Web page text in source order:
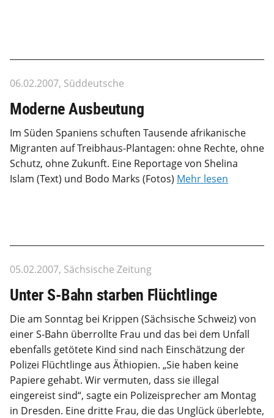
06.02.2007, Süddeutsche
Moderne Ausbeutung
Im Süden Spaniens schuften Tausende afrikanische
Migranten auf Treibhaus-Plantagen: ohne Rechte, ohne
Schutz, ohne Zukunft. Eine Reportage von Shelina
Islam (Text) und Bodo Marks (Fotos) Mehr lesen
05.02.2007, Sächsische Zeitung
Unter S-Bahn starben Flüchtlinge
Die am Sonntag bei Krippen (Sächsische Schweiz) von
einer S-Bahn überrollte Frau und das bei dem Unfall
ebenfalls getötete Kind sind nach Einschätzung der
Polizei Flüchtlinge aus Äthiopien. „Sie haben keine
Papiere gehabt. Wir vermuten, dass sie illegal
eingereist sind“, sagte ein Polizeisprecher am Montag
in Dresden. Eine dritte Frau, die das Unglück überlebte,